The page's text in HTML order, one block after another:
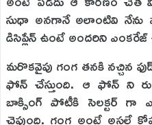
సుధా అనగానే అలాంటివి నేను
డిసిప్లేన్ ఉంటే అందరిని
మరొకవైపు గంగ తనకి నచ్చిన
ఫోన్ చేస్తుంది. ఆ ఫోన్ ని
బాక్సింగ్ పోటీకి సెలక్టర్ గా
చెప్తుంది. గంగ అంటే అసలే